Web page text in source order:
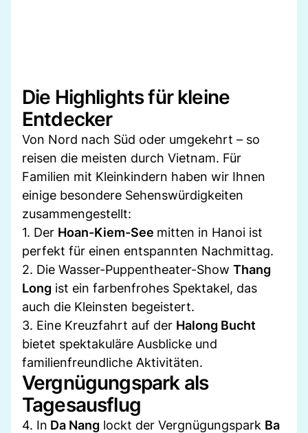
Die Highlights für kleine
Entdecker
Von Nord nach Süd oder umgekehrt – so
reisen die meisten durch Vietnam. Für
Familien mit Kleinkindern haben wir Ihnen
einige besondere Sehenswürdigkeiten
zusammengestellt:
1. Der Hoan-Kiem-See mitten in Hanoi ist
perfekt für einen entspannten Nachmittag.
2. Die Wasser-Puppentheater-Show Thang
Long ist ein farbenfrohes Spektakel, das
auch die Kleinsten begeistert.
3. Eine Kreuzfahrt auf der Halong Bucht
bietet spektakuläre Ausblicke und
familienfreundliche Aktivitäten.
Vergnügungspark als
Tagesausflug
4. In Da Nang lockt der Vergnügungspark Ba